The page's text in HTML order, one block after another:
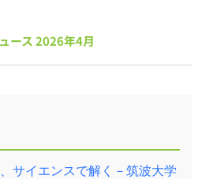
ース 2026年4月
サイエンスで解く－筑波大学